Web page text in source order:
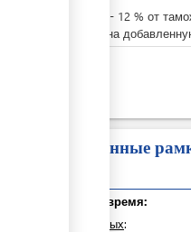
- 12 % от
Налог на
Временные
Общее время:
из которых: